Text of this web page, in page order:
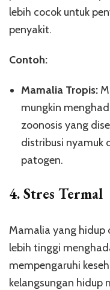
lebih cocok untuk
penyakit.
Contoh:
Mamalia Tropis:
mungkin
zoonosis yang
distribusi nyamuk
patogen.
4.Stres Termal
Mamalia yang hidup
lebih tinggi
mempengaruhi
kelangsungan hidup